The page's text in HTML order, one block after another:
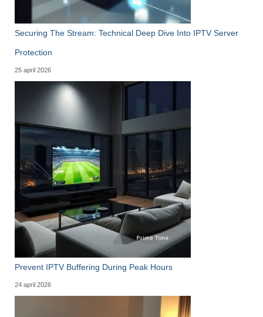
Securing The Stream: Technical Deep Dive Into IPTV Server
Protection
25 april 2026
Prevent IPTV Buffering During Peak Hours
24 april 2026